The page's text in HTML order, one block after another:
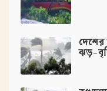
ঝড়-